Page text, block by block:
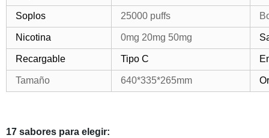
Soplos 25000 puffs
Nicotina 0mg 20mg 50mg
Recargable Tipo C
Tamaño 640*335*265mm
17 sabores para elegir: